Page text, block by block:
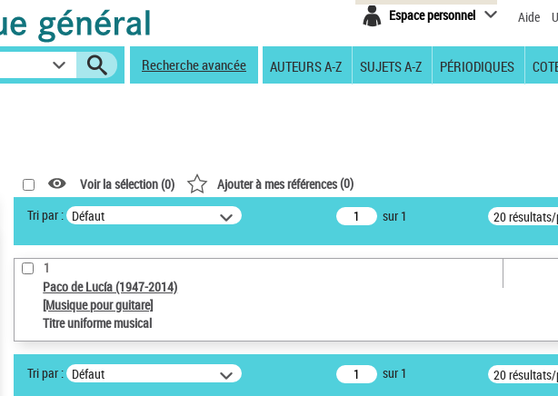
Espace personnel Aide
Recherche avancée AUTEURS A-Z SUJETS A-Z PÉRIODIQUES
Voir la sélection (0) Ajouter à mes références(0)
Tri par : Défaut sur 1 20
1
Paco de Lucía (1947-2014)
[Musique pour guitare]
Titre uniforme musical
Tri par : Défaut sur 1 20